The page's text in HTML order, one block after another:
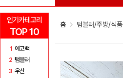
인기카테고리
TOP 10
1 에코백
2 텀블러
3 우산
홈 텀블러/주방/식품